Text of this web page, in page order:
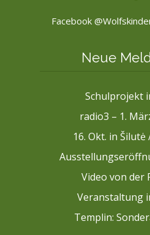
Facebook
Neue
Schulprojekt
radio3 – 1.
16. Okt. in
Video von der
Veranstaltung
Templin: